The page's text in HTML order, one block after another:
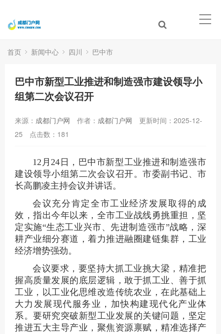
首页 新闻中心 四川 巴中市
巴中市新型工业推进和制造强市建设领导小
组第二次会议召开
来源： 成都门户网 作者： 成都门户网
更新时间：2025-12-
25
点击数： 181
12月24日，巴中市新型工业推进和制造强市
建设领导小组第二次会议召开。市委副书记、市
长高鹏凌主持会议并讲话。
会议充分肯定全市工业经济发展取得的成
效，指出今年以来，全市工业战线勇挑重担，坚
定实施“生态工业兴市、先进制造强市”战略，深
耕产业细分赛道，着力推进融圈建链集群，工业
经济增势强劲。
会议要求，要坚持大抓工业挑大梁，精准把
握高质量发展的底层逻辑，敢于抓工业、善于抓
工业，以工业化思维改造传统农业，在此基础上
大力发展现代服务业，加快构建现代化产业体
系。要研究突破新型工业发展的关键问题，坚定
推进五大主导产业，聚焦资源禀赋，精准选择产